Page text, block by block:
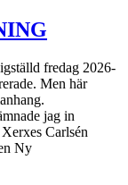
fredag 2026-
Men här
jag in
Carlsén
Ny